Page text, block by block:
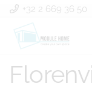
+32 2 669 36 50